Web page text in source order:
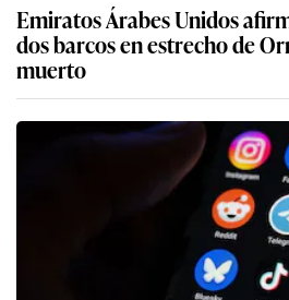
Emiratos Árabes Unidos
dos barcos en estrecho de
muerto